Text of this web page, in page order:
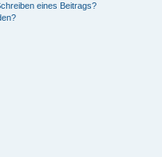
eines Beitrags?